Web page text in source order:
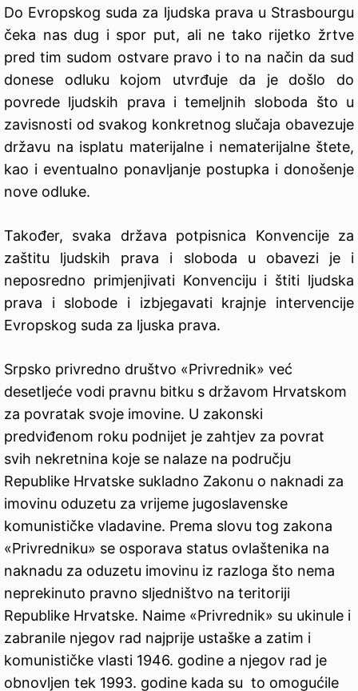
Do Evropskog suda za ljudska prava u Strasbourgu
čeka nas dug i spor put, ali ne tako rijetko žrtve
pred tim sudom ostvare pravo i to na način da sud
donese odluku kojom utvrđuje da je došlo do
povrede ljudskih prava i temeljnih sloboda što u
zavisnosti od svakog konkretnog slučaja obavezuje
državu na isplatu materijalne i nematerijalne štete,
kao i eventualno ponavljanje postupka i donošenje
nove odluke.
Također, svaka država potpisnica Konvencije za
zaštitu ljudskih prava i sloboda u obavezi je i
neposredno primjenjivati Konvenciju i štiti ljudska
prava i slobode i izbjegavati krajnje intervencije
Evropskog suda za ljuska prava.
Srpsko privredno društvo «Privrednik» već
desetljeće vodi pravnu bitku s državom Hrvatskom
za povratak svoje imovine. U zakonski
predviđenom roku podnijet je zahtjev za povrat
svih nekretnina koje se nalaze na području
Republike Hrvatske sukladno Zakonu o naknadi za
imovinu oduzetu za vrijeme jugoslavenske
komunističke vladavine. Prema slovu tog zakona
«Privredniku» se osporava status ovlaštenika na
naknadu za oduzetu imovinu iz razloga što nema
neprekinuto pravno sljedništvo na teritoriji
Republike Hrvatske. Naime «Privrednik» su ukinule i
zabranile njegov rad najprije ustaške a zatim i
komunističke vlasti 1946. godine a njegov rad je
obnovljen tek 1993. godine kada su to omogućile